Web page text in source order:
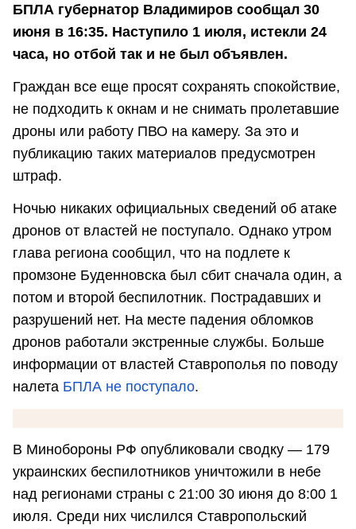
БПЛА губернатор Владимиров сообщал 30
июня в 16:35. Наступило 1 июля, истекли 24
часа, но отбой так и не был объявлен.
Граждан все еще просят сохранять спокойствие,
не подходить к окнам и не снимать пролетавшие
дроны или работу ПВО на камеру. За это и
публикацию таких материалов предусмотрен
штраф.
Ночью никаких официальных сведений об атаке
дронов от властей не поступало. Однако утром
глава региона сообщил, что на подлете к
промзоне Буденновска был сбит сначала один, а
потом и второй беспилотник. Пострадавших и
разрушений нет. На месте падения обломков
дронов работали экстренные службы. Больше
информации от властей Ставрополья по поводу
налета БПЛА не поступало.
В Минобороны РФ опубликовали сводку — 179
украинских беспилотников уничтожили в небе
над регионами страны с 21:00 30 июня до 8:00 1
июля. Среди них числился Ставропольский